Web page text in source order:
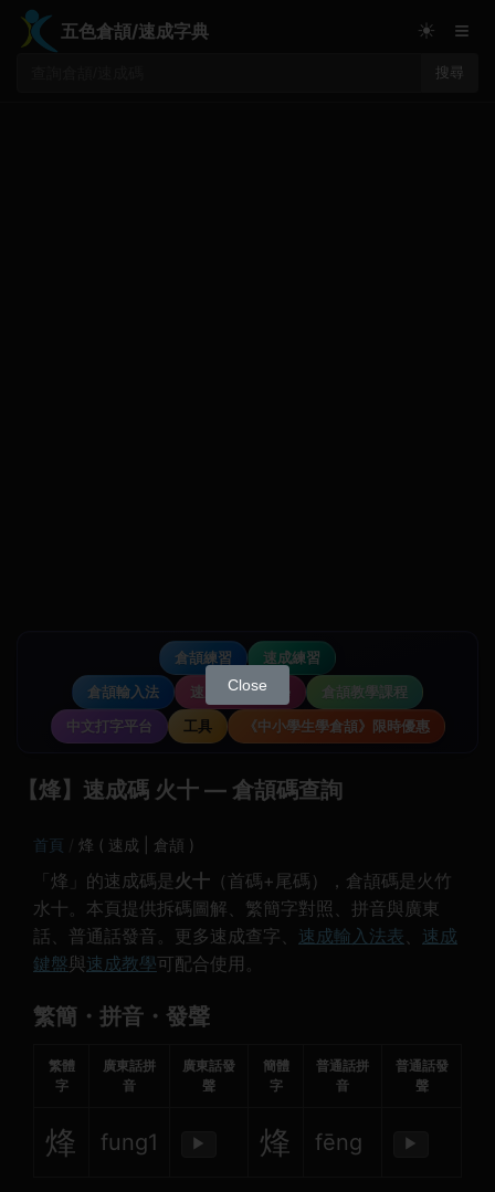
五色倉頡/速成字典
搜尋
☀ ≡
倉頡練習
速成練習
倉頡輸入法
速成輸入法教學
倉頡教學課程
中文打字平台
工具 《中小學生學倉頡》限時優惠
【烽】速成碼 火十 — 倉頡碼查詢
首頁 烽 ( 速成 | 倉頡 )
「烽」的速成碼是 火十 （首碼+尾碼），倉頡碼是火竹
水十。本頁提供拆碼圖解、繁簡字對照、拼音與廣東
話、普通話發音。更多速成查字、 速成輸入法表、 速成
鍵盤與速成教學可配合使用。
繁簡・拼音・發聲
繁體
字
廣東話拼
音
廣東話發
聲
簡體
字
普通話拼
音
普通話發
聲
烽 fung1 ▶ 烽 fēng ▶
Close